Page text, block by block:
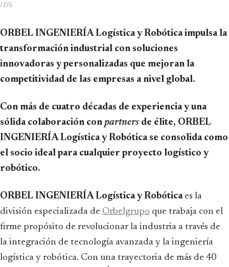
/ DS
ORBEL INGENIERÍA Logística y Robótica impulsa la
transformación industrial con soluciones
innovadoras y personalizadas que mejoran la
competitividad de las empresas a nivel global.
Con más de cuatro décadas de experiencia y una
sólida colaboración con partners de élite, ORBEL
INGENIERÍA Logística y Robótica se consolida como
el socio ideal para cualquier proyecto logístico y
robótico.
ORBEL INGENIERÍA Logística y Robóticaes la
división especializada de Orbelgrupo que trabaja con el
firme propósito de revolucionar la industria a través de
la integración de tecnología avanzada y la ingeniería
logística y robótica. Con una trayectoria de más de 40